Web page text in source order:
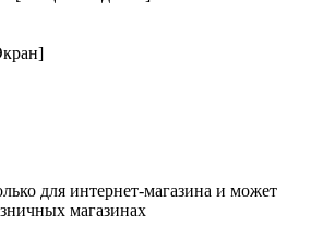
для интернет-магазина и может
магазинах